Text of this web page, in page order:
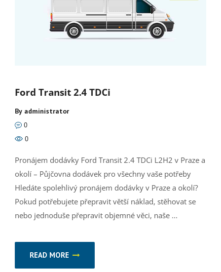
Ford Transit 2.4 TDCi
By administrator
0
0
Pronájem dodávky Ford Transit 2.4 TDCi L2H2 v Praze a
okolí – Půjčovna dodávek pro všechny vaše potřeby
Hledáte spolehlivý pronájem dodávky v Praze a okolí?
Pokud potřebujete přepravit větší náklad, stěhovat se
nebo jednoduše přepravit objemné věci, naše ...
READ MORE